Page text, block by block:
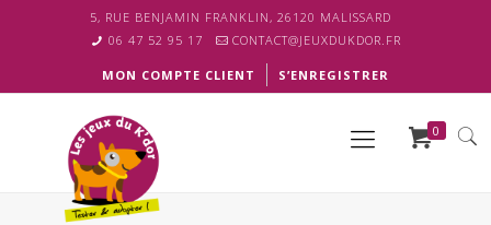
5, RUE BENJAMIN FRANKLIN, 26120 MALISSARD
06 47 52 95 17
CONTACT@JEUXDUKDOR.FR
MON COMPTE CLIENT S’ENREGISTRER
0